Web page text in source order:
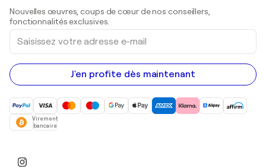
Peintures acryliques
Nouvelles œuvres, coups de cœur de nos conseillers,
fonctionnalités exclusives.
Saisissez
votre
adresse
e-
mail
J'en profite dès maintenant
Virement
bancaire